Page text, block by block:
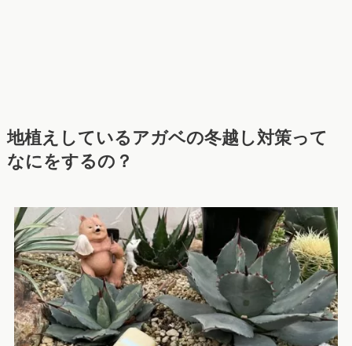
地植えしているアガベの冬越し対策って
なにをするの？